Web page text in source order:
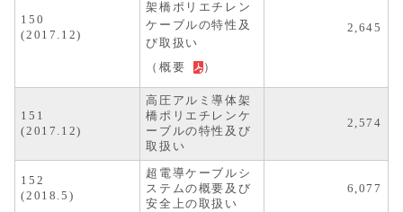
150
(2017.12)
架橋ポリエチレン
ケーブルの特性及
び取扱い
（ 概要 ）
2,645
151
(2017.12)
高圧 アルミ導体架
橋ポリエチレンケ
ーブルの特性及び
取扱い
2,574
152
(2018.5)
超電導ケーブルシ
ステムの概要及び
安全上の取扱い
6,077